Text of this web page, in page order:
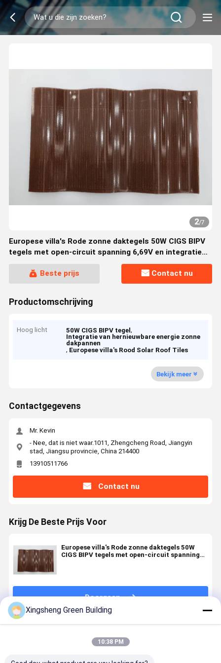
2/7
Europese villa's Rode zonne daktegels 50W CIGS BIPV
tegels met open-circuit spanning 6,69V en integratie
Beste prijs
Contact nu
Productomschrijving
Hoog licht 50W CIGS BIPV tegel,
Integratie van hernieuwbare energie zonne
dakpannen
, Europese villa's Rood Solar Roof Tiles
Bekijk meer
Contactgegevens
Mr. Kevin
- Nee, dat is niet waar.1011, Zhengcheng Road, Jiangyin
stad, Jiangsu provincie, China 214400
13910511766
Contact nu
Krijg De Beste Prijs Voor
Europese villa's Rode zonne daktegels 50W
CIGS BIPV tegels met open-circuit spanning
Doorgaan
Xingsheng Green Building
10:38 PM